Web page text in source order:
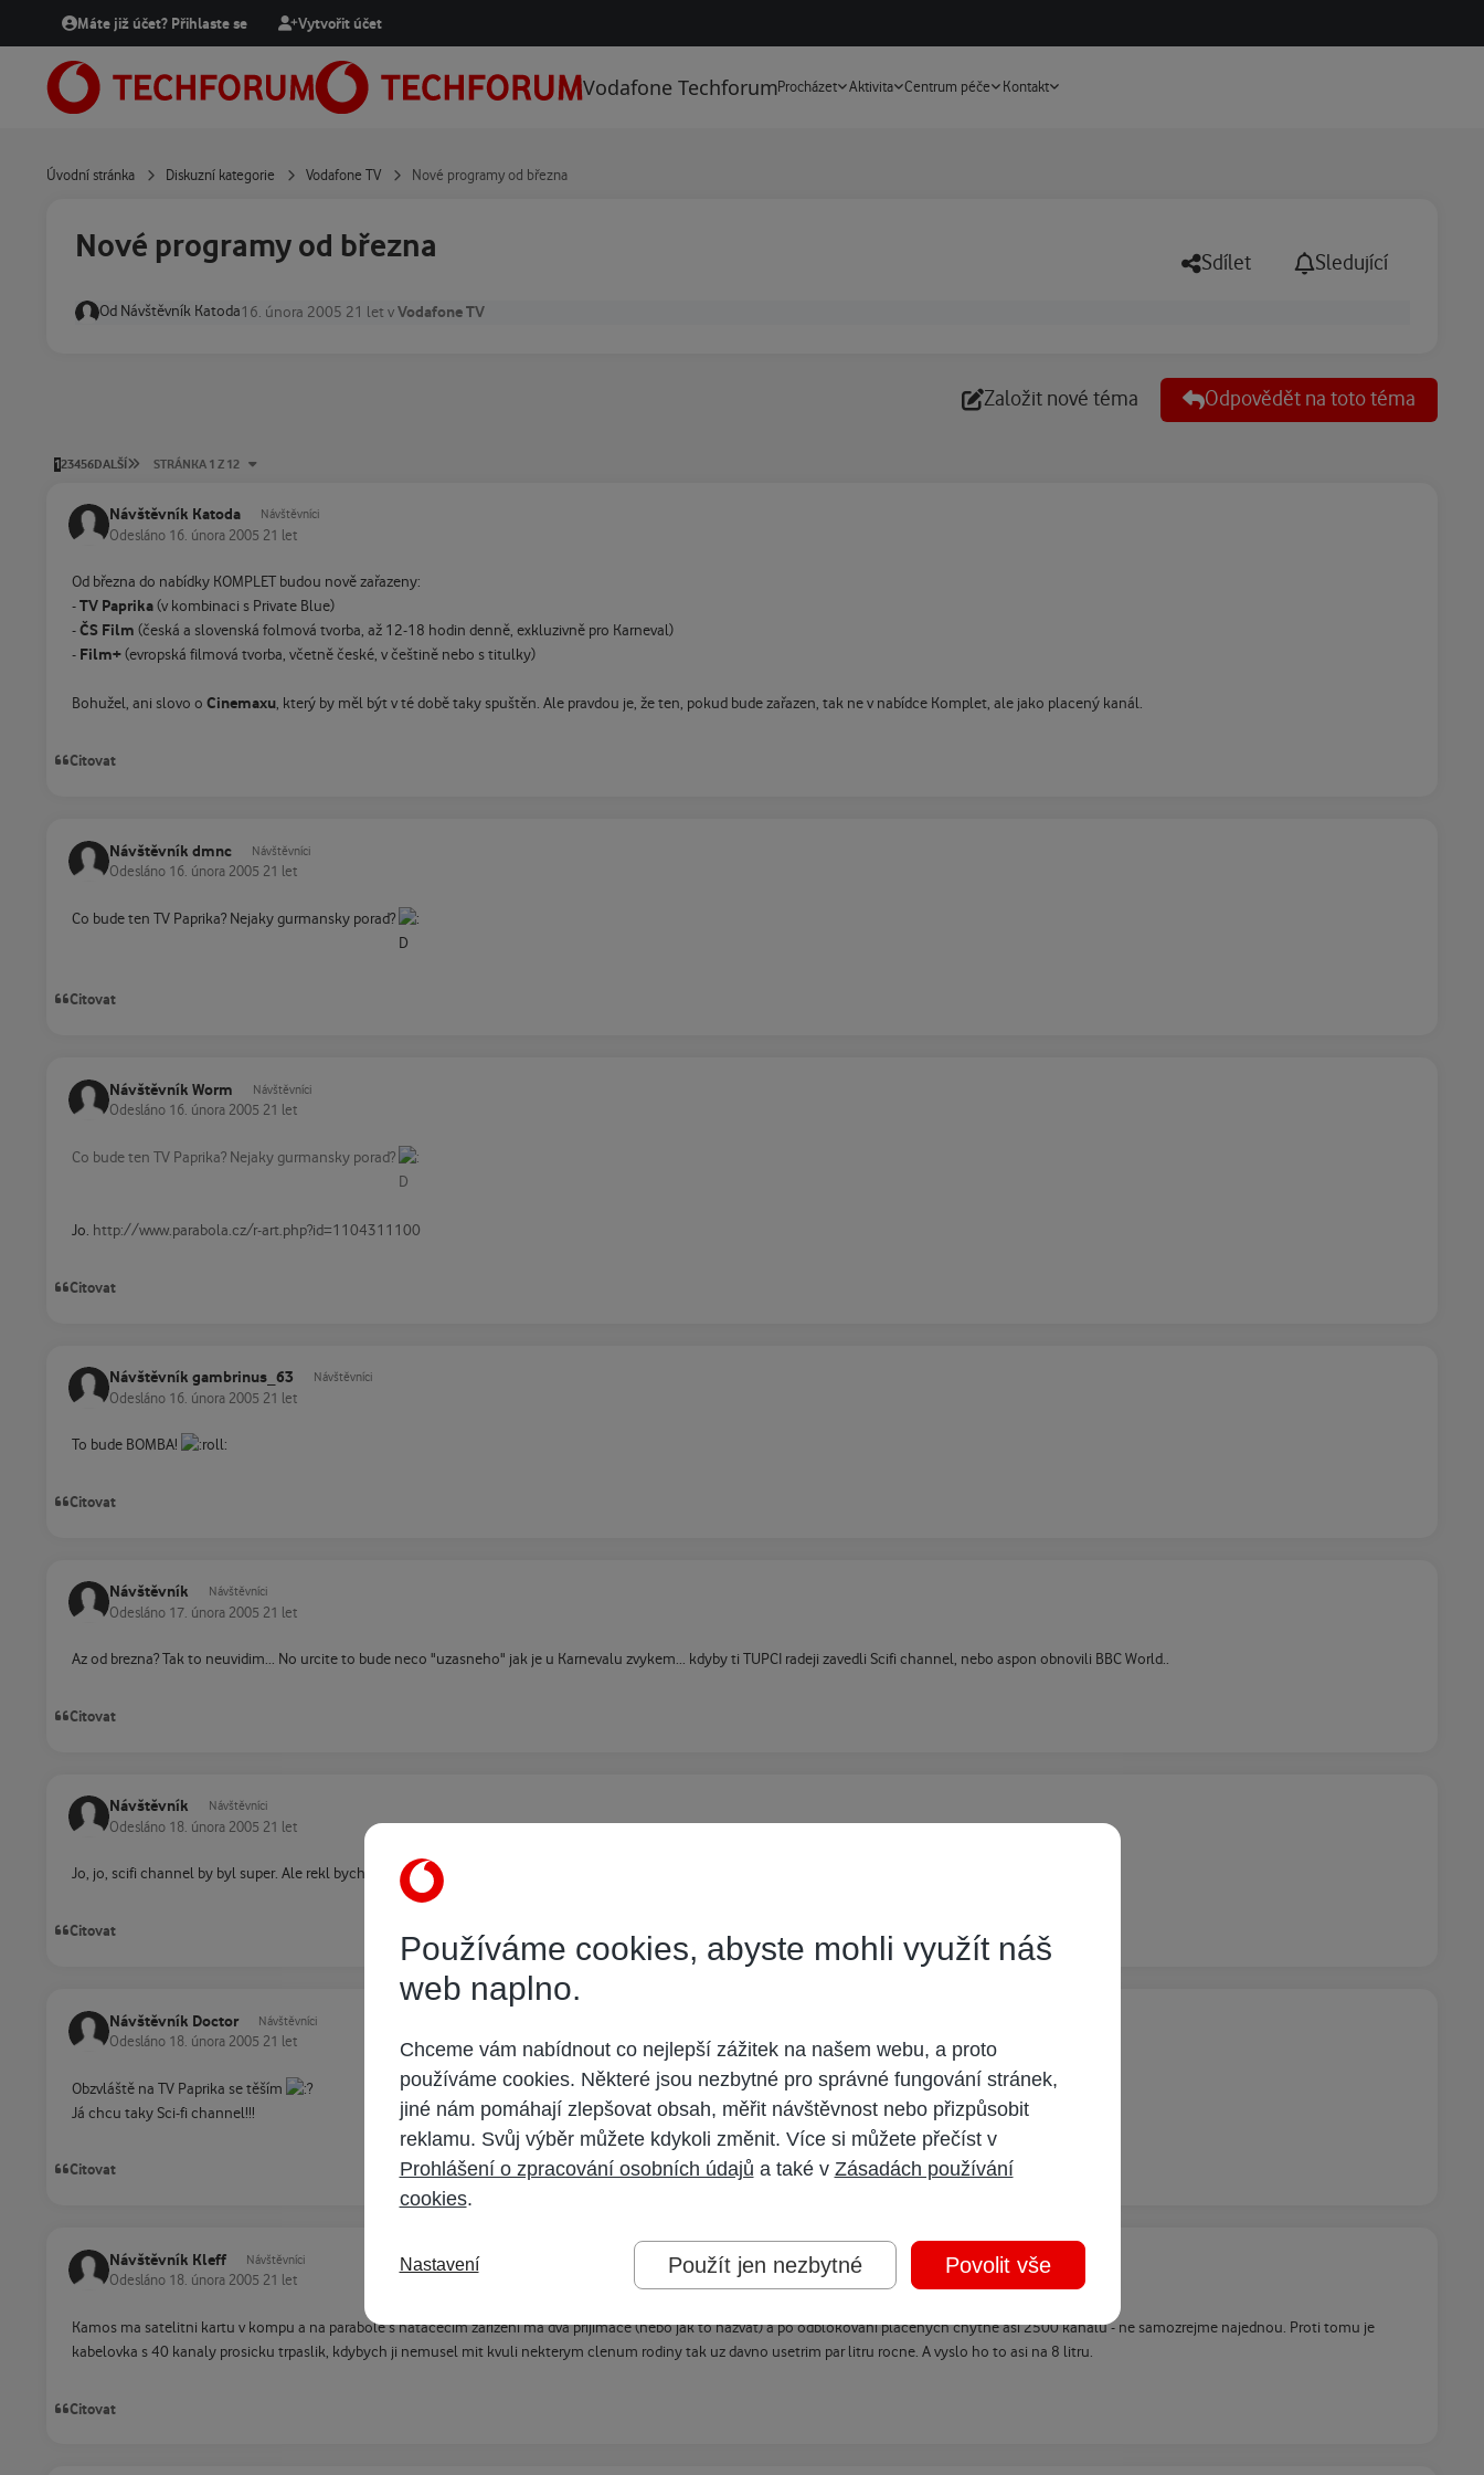
Přejít na obsah
Máte již účet? Přihlaste se Vytvořit účet
Vodafone TechforumProcházet Aktivita Centrum péče Kontakt
Úvodní stránka Diskuzní kategorie Vodafone TV Nové programy od března
Nové programy od března Sdílet Sledující
Od Návštěvník Katoda16. února 2005 21 let vVodafone TV
Založit nové téma Odpovědět na toto téma
123456DALŠÍ POSLEDNÍ STRÁNKA
STRÁNKA 1 Z 12
Návštěvník Katoda Návštěvníci
Odesláno 16. února 2005 21 let
Od března do nabídky KOMPLET budou nově zařazeny:
-TV Paprika(v kombinaci s Private Blue)
-ČS Film (česká a slovenská folmová tvorba, až 12-18 hodin denně, exkluzivně pro Karneval)
- Film+(evropská filmová tvorba, včetně české, v češtině nebo s titulky)
Bohužel, ani slovo o Cinemaxu, který by měl být v té době taky spuštěn. Ale pravdou je, že ten, pokud bude zařazen, tak ne v nabídce Komplet, ale jako placený kanál.
Citovat
Návštěvník dmnc Návštěvníci
Odesláno 16. února 2005 21 let
Co bude ten TV Paprika? Nejaky gurmansky porad?
Citovat
Návštěvník Worm Návštěvníci
Odesláno 16. února 2005 21 let
Co bude ten TV Paprika? Nejaky gurmansky porad?
Jo. http://www.parabola.cz/r-art.php?id=1104311100
Citovat
Návštěvník gambrinus_63 Návštěvníci
Odesláno 16. února 2005 21 let
To bude BOMBA!
Citovat
Návštěvník Návštěvníci
Odesláno 17. února 2005 21 let
Az od brezna? Tak to neuvidim... No urcite to bude neco "uzasneho" jak je u Karnevalu zvykem... kdyby ti TUPCI radeji zavedli Scifi channel, nebo aspon obnovili BBC World..
Citovat
Návštěvník Návštěvníci
Odesláno 18. února 2005 21 let
Jo, jo, scifi channel by byl super. Ale rekl bych, ze muzeme slintat zbytecne.
Citovat
Návštěvník Doctor Návštěvníci
Odesláno 18. února 2005 21 let
Obzvláště na TV Paprika se těším
Já chcu taky Sci-fi channel!!!
Citovat
Návštěvník Kleff Návštěvníci
Odesláno 18. února 2005 21 let
Kamos ma satelitni kartu v kompu a na parabole s natacecim zarizeni ma dva prijimace (nebo jak to nazvat) a po odblokovani placenych chytne asi 2500 kanalu - ne samozrejme najednou. Proti tomu je
kabelovka s 40 kanaly prosicku trpaslik, kdybych ji nemusel mit kvuli nekterym clenum rodiny tak uz davno usetrim par litru rocne. A vyslo ho to asi na 8 litru.
Citovat
Používáme cookies, abyste mohli využít náš
web naplno.
Chceme vám nabídnout co nejlepší zážitek na našem webu, a proto
používáme cookies. Některé jsou nezbytné pro správné fungování stránek,
jiné nám pomáhají zlepšovat obsah, měřit návštěvnost nebo přizpůsobit
reklamu. Svůj výběr můžete kdykoli změnit. Více si můžete přečíst v
Prohlášení o zpracování osobních údajů a také v Zásadách používání
cookies.
Použít jen nezbytné Povolit vše
Nastavení